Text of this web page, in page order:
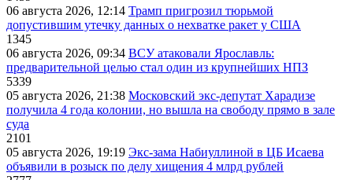
06 августа 2026, 12:14 Трамп пригрозил тюрьмой
допустившим утечку данных о нехватке ракет у США
1345
06 августа 2026, 09:34 ВСУ атаковали Ярославль:
предварительной целью стал один из крупнейших НПЗ
5339
05 августа 2026, 21:38 Московский экс-депутат Харадизе
получила 4 года колонии, но вышла на свободу прямо в зале
суда
2101
05 августа 2026, 19:19 Экс-зама Набиуллиной в ЦБ Исаева
объявили в розыск по делу хищения 4 млрд рублей